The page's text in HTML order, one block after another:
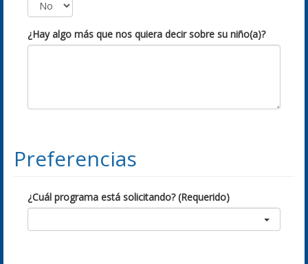
¿Hay algo más que nos quiera decir sobre su niño(a)?
Preferencias
¿Cuál programa está solicitando? (Requerido)